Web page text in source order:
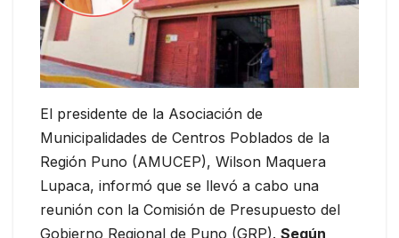
El presidente de la Asociación de
Municipalidades de Centros Poblados de la
Región Puno (AMUCEP), Wilson Maquera
Lupaca, informó que se llevó a cabo una
reunión con la Comisión de Presupuesto del
Gobierno Regional de Puno (GRP). Según